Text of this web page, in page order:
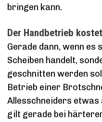
bringen kann.
Der Handbetrieb
Gerade dann, wenn es
Scheiben handelt,
geschnitten werden
Betrieb einer
Allesschneiders etwas
gilt gerade bei